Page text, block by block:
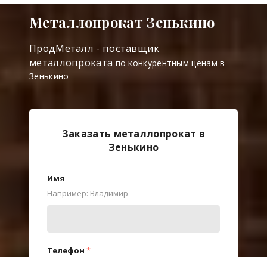
Металлопрокат Зенькино
ПродМеталл - поставщик
металлопроката по конкурентным ценам в
Зенькино
Заказать металлопрокат в
Зенькино
Имя
Например: Владимир
Телефон *